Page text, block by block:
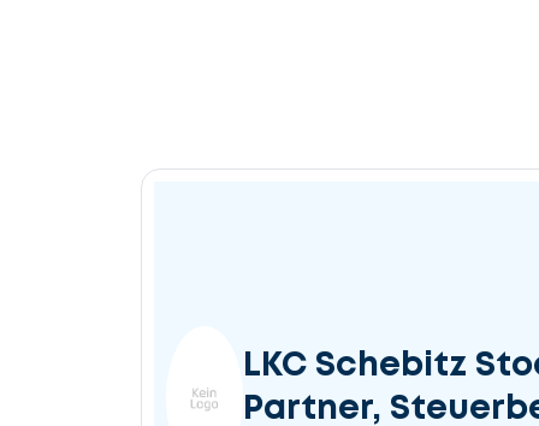
LKC Schebitz
Partner,